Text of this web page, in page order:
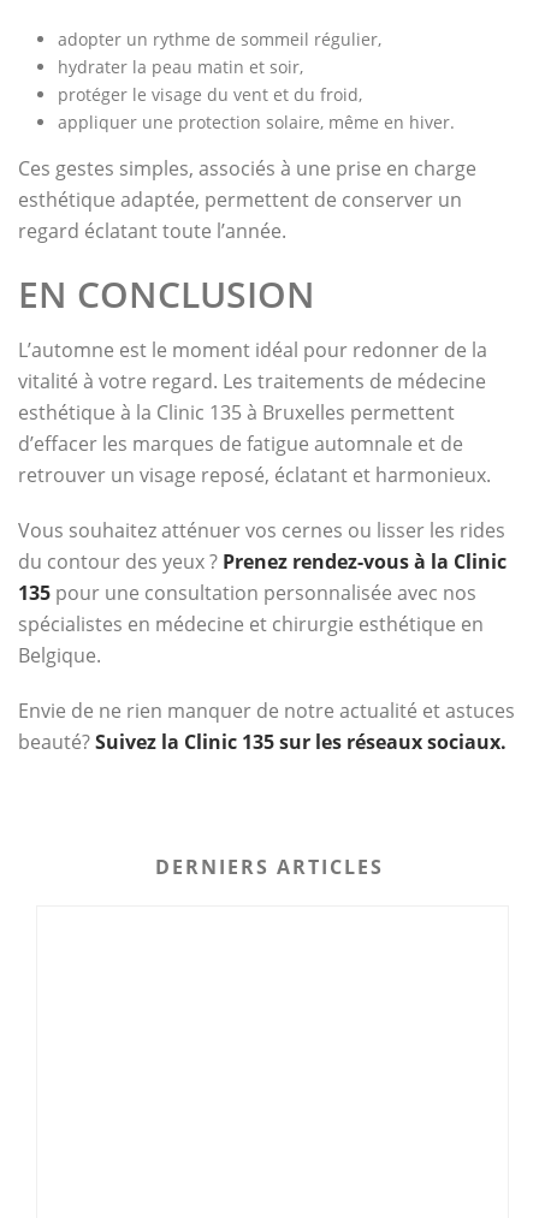
adopter un rythme de sommeil régulier,
hydrater la peau matin et soir,
protéger le visage du vent et du froid,
appliquer une protection solaire, même en hiver.
Ces gestes simples, associés à une prise en charge
esthétique adaptée, permettent de conserver un
regard éclatant toute l’année.
EN CONCLUSION
L’automne est le moment idéal pour redonner de la
vitalité à votre regard. Les traitements de médecine
esthétique à la Clinic 135 à Bruxelles permettent
d’effacer les marques de fatigue automnale et de
retrouver un visage reposé, éclatant et harmonieux.
Vous souhaitez atténuer vos cernes ou lisser les rides
du contour des yeux ? Prenez rendez-vous à la Clinic
135 pour une consultation personnalisée avec nos
spécialistes en médecine et chirurgie esthétique en
Belgique.
Envie de ne rien manquer de notre actualité et astuces
beauté?Suivez la Clinic 135 sur les réseaux sociaux.
DERNIERS ARTICLES